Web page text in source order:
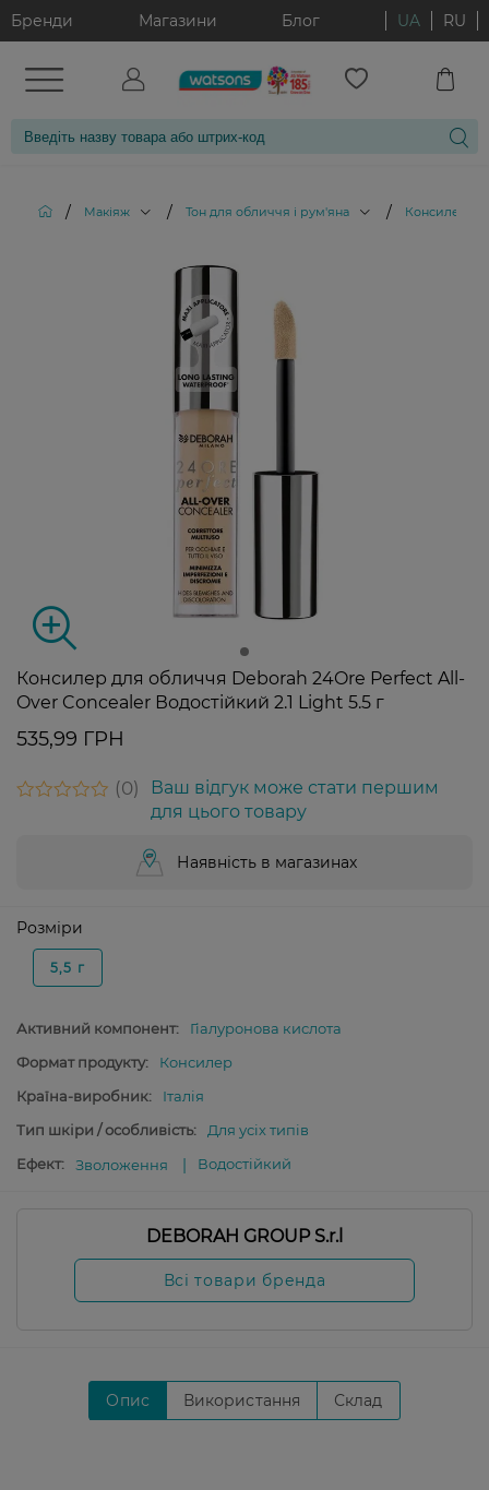
Бренди Магазини Блог UA RU
/ Макіяж / Тон для обличчя і рум'яна / Консилери
Консилер для обличчя Deborah 24Ore Perfect All-
Over Concealer Водостійкий 2.1 Light 5.5 г
535,99 ГРН
0
Ваш відгук може стати першим
для цього товару
Наявність в магазинах
Розміри
5,5 г
Активний компонент:
Гіалуронова кислота
Формат продукту:
Консилер
Країна-виробник:
Італія
Тип шкіри / особливість:
Для усіх типів
Ефект:
Зволоження Водостійкий
DEBORAH GROUP S.r.l
Всі товари бренда
Опис Використання Склад